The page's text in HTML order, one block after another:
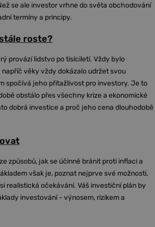
se ale investor vrhne do světa obchodování
termíny a principy.
roste?
provází lidstvo po tisíciletí. Vždy bylo
věky vždy dokázalo udržet svou
spočívá jeho přitažlivost pro investory. Je to
obstálo přes všechny krize a ekonomické
dobrá investice a proč jeho cena dlouhodobě
způsobů, jak se účinně bránit proti inflaci a
však je, poznat nejprve své možnosti,
realistická očekávání. Váš investiční plán by
investování - výnosem, rizikem a